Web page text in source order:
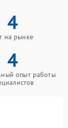
4
на рынке
4
опыт работы